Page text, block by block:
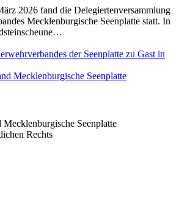
2026 fand die Delegiertenversammlung
Mecklenburgische Seenplatte statt. In
der Seenplatte zu Gast in
Seenplatte
Rechts